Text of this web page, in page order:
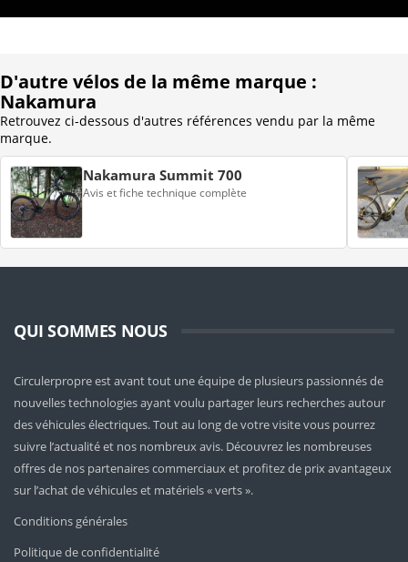
D'autre vélos de la même marque :
Nakamura
Retrouvez ci-dessous d'autres références vendu par la même
marque.
Nakamura Summit 700
Avis et fiche technique complète
QUI SOMMES NOUS
Circulerpropre est avant tout une équipe de plusieurs passionnés de
nouvelles technologies ayant voulu partager leurs recherches autour
des véhicules électriques. Tout au long de votre visite vous pourrez
suivre l’actualité et nos nombreux avis. Découvrez les nombreuses
offres de nos partenaires commerciaux et profitez de prix avantageux
sur l’achat de véhicules et matériels « verts ».
Conditions générales
Politique de confidentialité